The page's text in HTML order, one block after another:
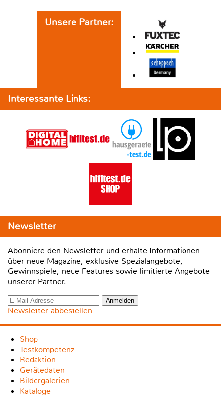
Unsere Partner:
Interessante Links:
Newsletter
Abonniere den Newsletter und erhalte Informationen
über neue Magazine, exklusive Spezialangebote,
Gewinnspiele, neue Features sowie limitierte Angebote
unserer Partner.
Newsletter abbestellen
Shop
Testkompetenz
Redaktion
Gerätedaten
Bildergalerien
Kataloge